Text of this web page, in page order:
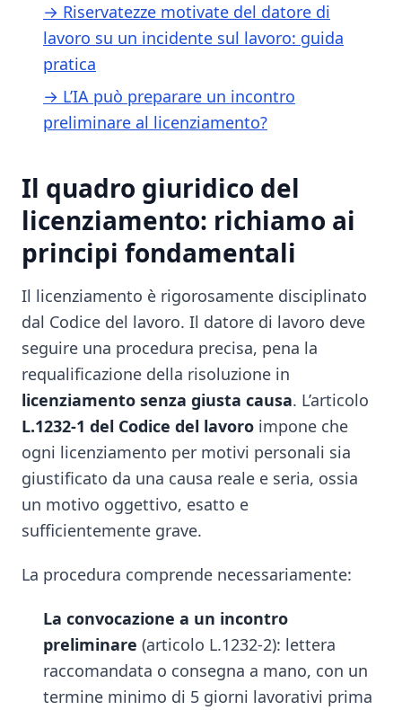
→ Riservatezze motivate del datore di
lavoro su un incidente sul lavoro: guida
pratica
→ L’IA può preparare un incontro
preliminare al licenziamento?
Il quadro giuridico del
licenziamento: richiamo ai
principi fondamentali
Il licenziamento è rigorosamente disciplinato
dal Codice del lavoro. Il datore di lavoro deve
seguire una procedura precisa, pena la
requalificazione della risoluzione in
licenziamento senza giusta causa. L’articolo
L.1232-1 del Codice del lavoro impone che
ogni licenziamento per motivi personali sia
giustificato da una causa reale e seria, ossia
un motivo oggettivo, esatto e
sufficientemente grave.
La procedura comprende necessariamente:
La convocazione a un incontro
preliminare (articolo L.1232-2): lettera
raccomandata o consegna a mano, con un
termine minimo di 5 giorni lavorativi prima